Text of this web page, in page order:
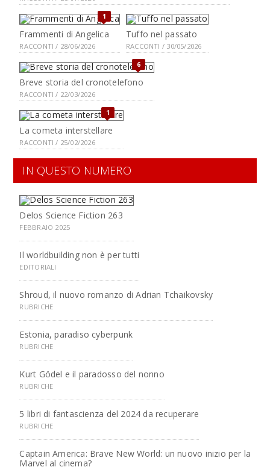
1
Frammenti di Angelica
RACCONTI / 28/06/2026
Tuffo nel passato
RACCONTI / 30/05/2026
6
Breve storia del cronotelefono
RACCONTI / 22/03/2026
1
La cometa interstellare
RACCONTI / 25/02/2026
IN QUESTO NUMERO
Delos Science Fiction 263
FEBBRAIO 2025
Il worldbuilding non è per tutti
EDITORIALI
Shroud, il nuovo romanzo di Adrian Tchaikovsky
RUBRICHE
Estonia, paradiso cyberpunk
RUBRICHE
Kurt Gödel e il paradosso del nonno
RUBRICHE
5 libri di fantascienza del 2024 da recuperare
RUBRICHE
Captain America: Brave New World: un nuovo inizio per la
Marvel al cinema?